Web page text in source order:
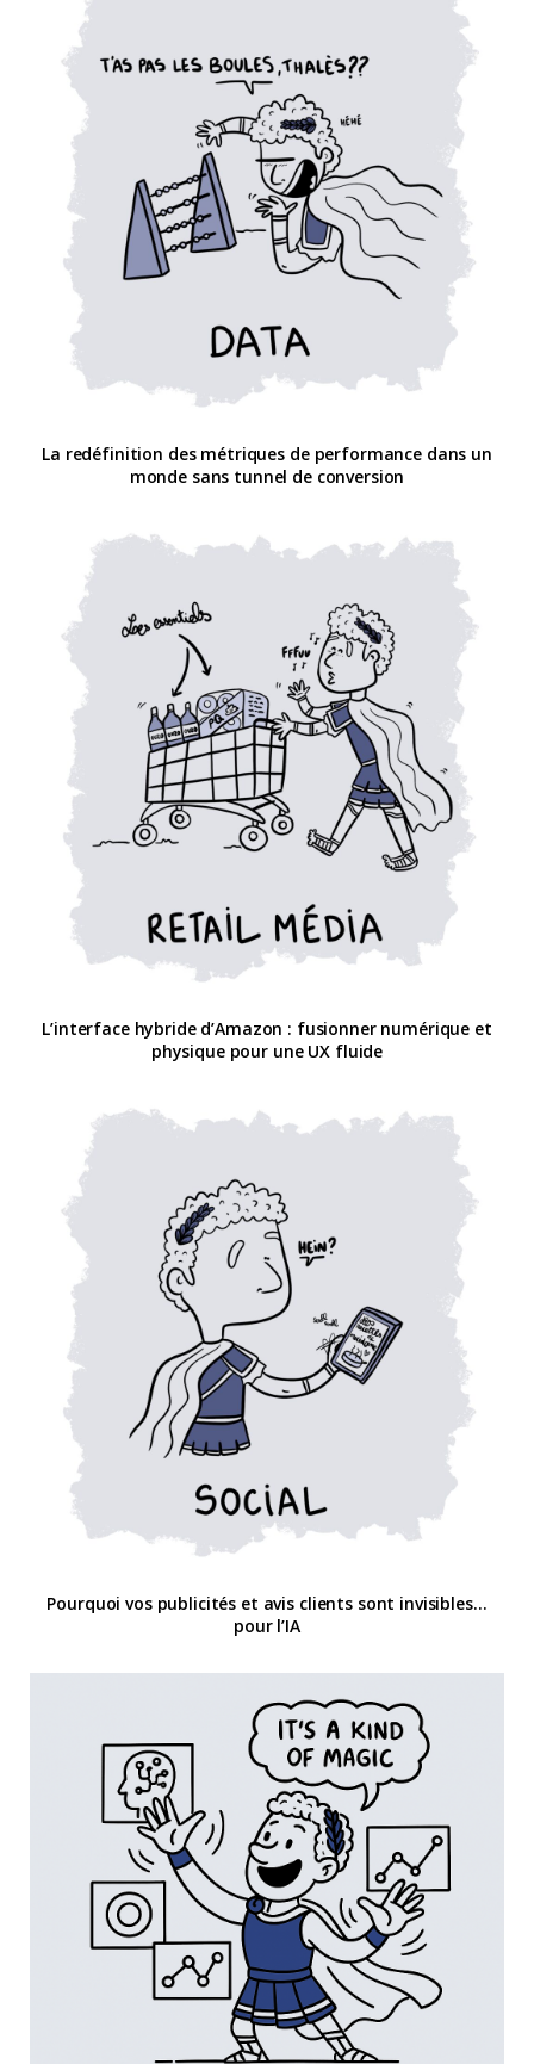
La redéfinition des métriques de performance dans un
monde sans tunnel de conversion
L’interface hybride d’Amazon : fusionner numérique et
physique pour une UX fluide
Pourquoi vos publicités et avis clients sont invisibles…
pour l’IA